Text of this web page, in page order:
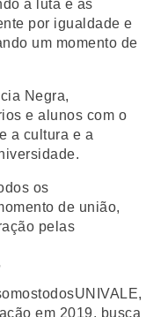
a luta e as
por igualdade e
um momento de
Negra,
e alunos com o
a cultura e a
os
de união,
pelas
em 2019, busca